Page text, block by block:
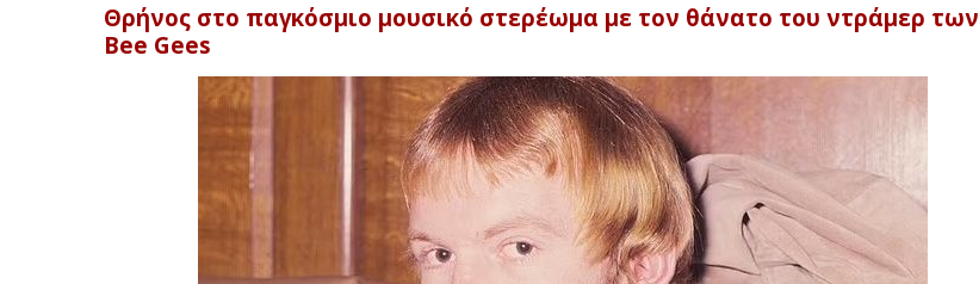
Θρήνος στο παγκόσμιο μουσικό στερέωμα με τον θάνατο του ντράμερ των
Bee Gees